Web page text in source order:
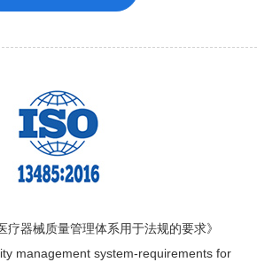
器械质量管理体系用于法规的要求》
management system-requirements for